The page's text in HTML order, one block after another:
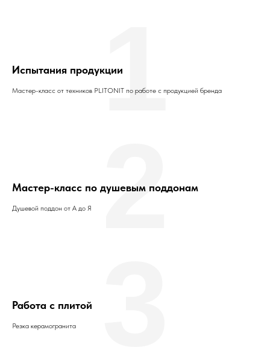
Испытания продукции
Мастер-класс от техников PLITONIT по работе с продукцией бренда
1
Мастер-класс по душевым поддонам
Душевой поддон от А до Я 2
Работа с плитой
Резка керамогранита